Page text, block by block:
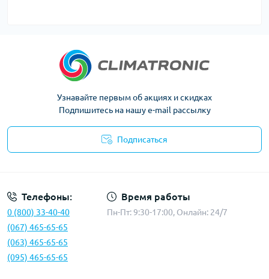
Узнавайте первым об акциях и скидках
Подпишитесь на нашу e-mail рассылку
Подписаться
Телефоны:
0 (800) 33-40-40
(067) 465-65-65
(063) 465-65-65
(095) 465-65-65
Время работы
Пн-Пт: 9:30-17:00, Онлайн: 24/7